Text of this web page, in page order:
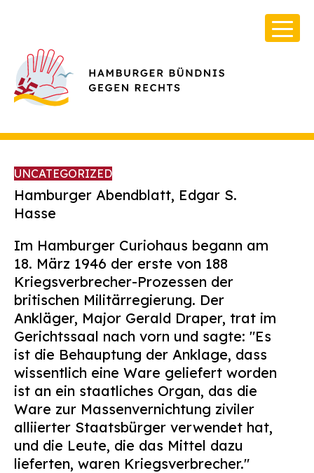
Infos & Broschüren
Archiv
Kontakt
Suchen
nach:
UNCATEGORIZED
Hamburger Abendblatt, Edgar S.
Hasse
Im Hamburger Curiohaus begann am
18. März 1946 der erste von 188
Kriegsverbrecher-Prozessen der
britischen Militärregierung. Der
Ankläger, Major Gerald Draper, trat im
Gerichtssaal nach vorn und sagte: "Es
ist die Behauptung der Anklage, dass
wissentlich eine Ware geliefert worden
ist an ein staatliches Organ, das die
Ware zur Massenvernichtung ziviler
alliierter Staatsbürger verwendet hat,
und die Leute, die das Mittel dazu
lieferten, waren Kriegsverbrecher."